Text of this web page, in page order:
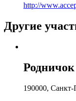
http://
Другие
190000,